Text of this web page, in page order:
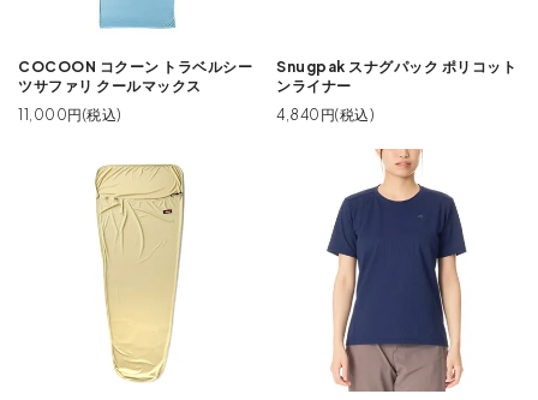
COCOON コクーン トラベルシー
ツサファリ クールマックス
11,000円(税込)
Snugpak スナグパック ポリコット
ンライナー
4,840円(税込)